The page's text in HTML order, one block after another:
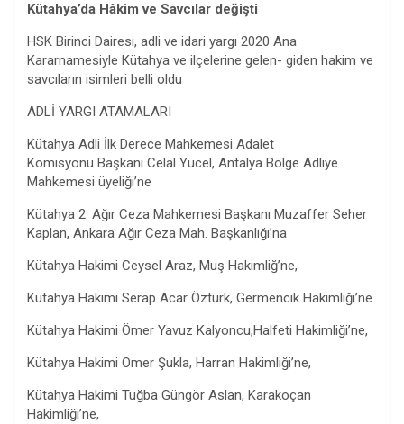
Kütahya’da Hâkim ve Savcılar değişti
HSK Birinci Dairesi, adli ve idari yargı 2020 Ana
Kararnamesiyle Kütahya ve ilçelerine gelen- giden hakim ve
savcıların isimleri belli oldu
ADLİ YARGI ATAMALARI
Kütahya Adli İlk Derece Mahkemesi Adalet
Komisyonu Başkanı Celal Yücel, Antalya Bölge Adliye
Mahkemesi üyeliği’ne
Kütahya 2. Ağır Ceza Mahkemesi Başkanı Muzaffer Seher
Kaplan, Ankara Ağır Ceza Mah. Başkanlığı’na
Kütahya Hakimi Ceysel Araz, Muş Hakimliğ’ne,
Kütahya Hakimi Serap Acar Öztürk, Germencik Hakimliği’ne
Kütahya Hakimi Ömer Yavuz Kalyoncu,Halfeti Hakimliği’ne,
Kütahya Hakimi Ömer Şukla, Harran Hakimliği’ne,
Kütahya Hakimi Tuğba Güngör Aslan, Karakoçan
Hakimliği’ne,